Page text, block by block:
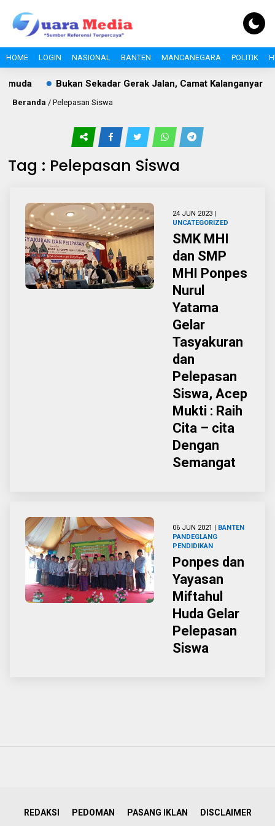
HOME LOGIN NASIONAL BANTEN MANCANEGARA POLITIK
Bukan Sekadar Gerak Jalan, Camat Kalanganyar
Beranda / Pelepasan Siswa
Tag : Pelepasan Siswa
24 JUN 2023 |
UNCATEGORIZED
SMK MHI
dan SMP
MHI Ponpes
Nurul
Yatama
Gelar
Tasyakuran
dan
Pelepasan
Siswa, Acep
Mukti : Raih
Cita – cita
Dengan
Semangat
06 JUN 2021 | BANTEN
PANDEGLANG
PENDIDIKAN
Ponpes dan
Yayasan
Miftahul
Huda Gelar
Pelepasan
Siswa
REDAKSI PEDOMAN PASANG IKLAN DISCLAIMER